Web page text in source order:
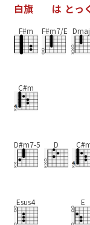
白旗 は とっ
F#m F#m7/E
C#m
D#m7-5 D
Esus4 E